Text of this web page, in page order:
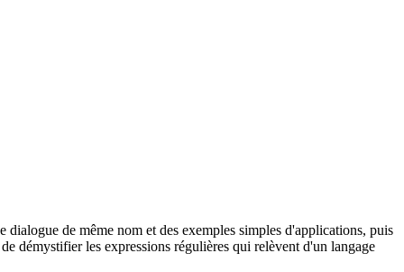
de même nom et des exemples simples d'applications, puis
démystifier les expressions régulières qui relèvent d'un langage